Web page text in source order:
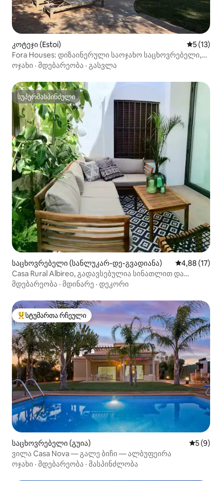
კოტეჯი (Estoi) საშუალო
5 (13)
Fora Houses: დიზაინერული საოჯახო საცხოვრებელი,
აუზი, ბაღი
ოჯახი · მდებარეობა · გასვლა
სუპერმასპინძელი
სუპერმასპინძელი
საცხოვრებელი (სანლუკარ-დე-გვადიანა) საშუალო
4,88 (17)
Casa Rural Albireo, გადავსებულია სინათლით და
ბუნებით.
მდებარეობა · მდინარე · დეკორი
სტუმართა რჩეული მოწინავე ვარიანტი
სტუმართა რჩეული
საცხოვრებელი (გუია) საშუალო
5 (9)
ვილა Casa Nova — გალე ბიჩი — ალბუფეირა
ოჯახი · მდებარეობა · მასპინძლობა